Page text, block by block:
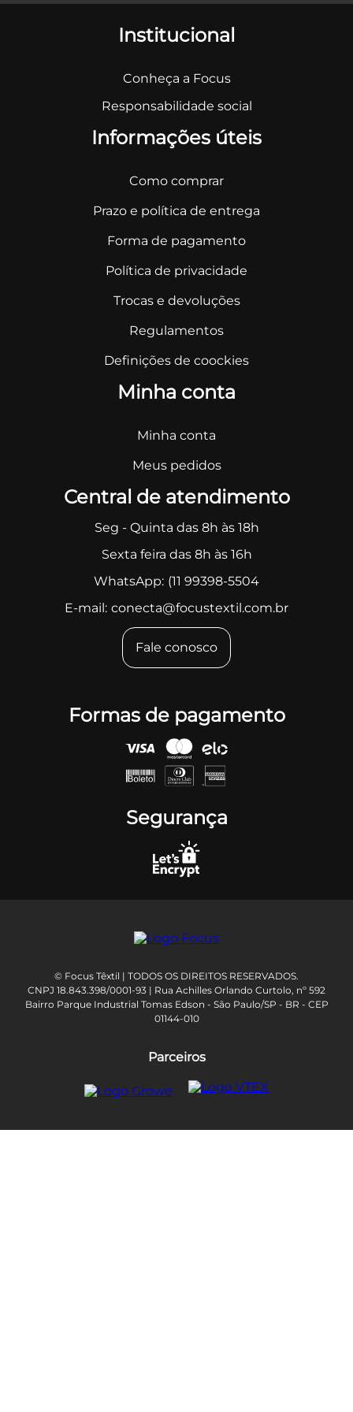
Institucional
Conheça a Focus
Responsabilidade social
Informações úteis
Como comprar
Prazo e política de entrega
Forma de pagamento
Política de privacidade
Trocas e devoluções
Regulamentos
Definições de coockies
Minha conta
Minha conta
Meus pedidos
Central de atendimento
Seg - Quinta das 8h às 18h
Sexta feira das 8h às 16h
WhatsApp: (11 99398-5504
E-mail: conecta@focustextil.com.br
Fale conosco
Formas de pagamento
Segurança
© Focus Têxtil | TODOS OS DIREITOS RESERVADOS.
CNPJ 18.843.398/0001-93 | Rua Achilles Orlando Curtolo, nº 592
Bairro Parque Industrial Tomas Edson - São Paulo/SP - BR - CEP
01144-010
Parceiros